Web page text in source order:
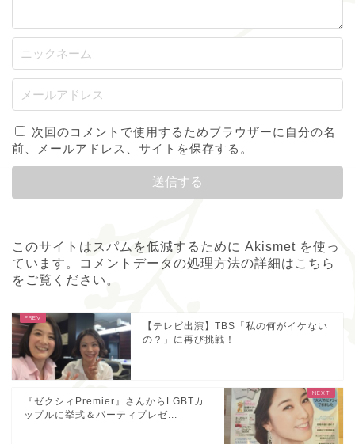
次回のコメントで使用するためブラウザーに自分の名
前、メールアドレス、サイトを保存する。
このサイトはスパムを低減するために Akismet を使っ
ています。
コメントデータの処理方法の詳細はこちら
をご覧ください 。
【テレビ出演】TBS「私の何がイケない
の？」に再び挑戦！
『ゼクシィPremier』さんからLGBTカ
ップルに挙式＆パーティプレゼ...